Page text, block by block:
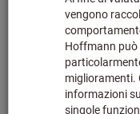
Fare clic per